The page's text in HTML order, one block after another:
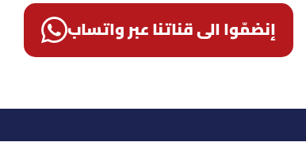
إنضمّوا الى قناتنا عبر واتساب